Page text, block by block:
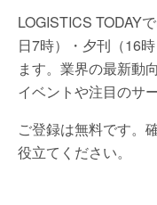
LOGISTICS TODAY
日7時）・夕刊（16
ます。業界の最新動
イベントや注目のサ
ご登録は無料です。
役立てください。